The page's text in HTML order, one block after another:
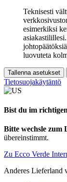
Teknisesti
esimerkiksi
luovuteta
Tallenna asetukset
Tietosuojakäytäntö
Bist du im
Bitte wechsle zum
übereinstimmt.
Zu Ecco Verde
Anderes Lieferland